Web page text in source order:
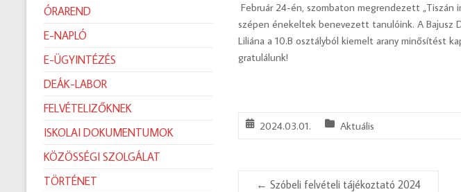
Február 24-én, szombaton megrendezett „Tiszán
szépen énekeltek benevezett tanulóink. A Bajusz
Liliána a 10.B osztályból kiemelt arany minősítést
gratulálunk!
2024.03.01. Aktuális
← Szóbeli felvételi tájékoztató 2024
ÓRAREND
E-NAPLÓ
E-ÜGYINTÉZÉS
DEÁK-LABOR
FELVÉTELIZŐKNEK
ISKOLAI DOKUMENTUMOK
KÖZÖSSÉGI SZOLGÁLAT
TÖRTÉNET